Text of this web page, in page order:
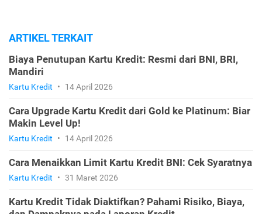
ARTIKEL TERKAIT
Biaya Penutupan Kartu Kredit: Resmi dari BNI, BRI,
Mandiri
Kartu Kredit • 14 April 2026
Cara Upgrade Kartu Kredit dari Gold ke Platinum: Biar
Makin Level Up!
Kartu Kredit • 14 April 2026
Cara Menaikkan Limit Kartu Kredit BNI: Cek Syaratnya
Kartu Kredit • 31 Maret 2026
Kartu Kredit Tidak Diaktifkan? Pahami Risiko, Biaya,